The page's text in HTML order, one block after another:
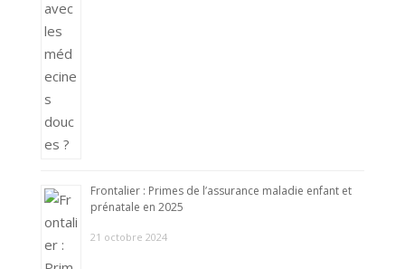
Frontalier : Primes de l’assurance maladie enfant et
prénatale en 2025
21 octobre 2024